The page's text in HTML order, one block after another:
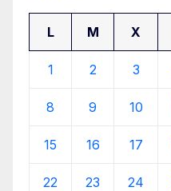
L M X
1 2 3
8 9 10
15 16 17
22 23 24